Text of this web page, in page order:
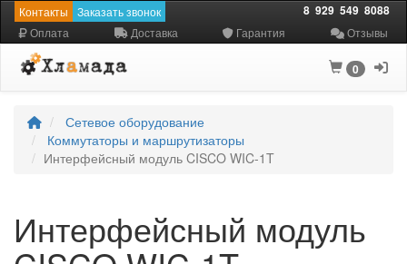
Контакты Заказать звонок 8 929 549 8088
Оплата Доставка Гарантия Отзывы
0
Сетевое оборудование
Коммутаторы и маршрутизаторы
Интерфейсный модуль CISCO WIC-1T
Интерфейсный модуль